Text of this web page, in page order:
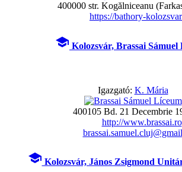
400000 str. Kogălniceanu
https://bathory-
school Kolozsvár, Brassai Sámuel
Igazgató: K. Mária
400105 Bd. 21 Decembrie
http://www.brassai.ro
school Kolozsvár, János Zsigmond